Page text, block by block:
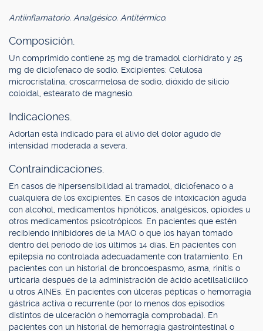
Antiinflamatorio. Analgésico. Antitérmico.
Composición.
Un comprimido contiene 25 mg de tramadol clorhidrato y 25
mg de diclofenaco de sodio. Excipientes: Celulosa
microcristalina, croscarmelosa de sodio, dióxido de silicio
coloidal, estearato de magnesio.
Indicaciones.
Adorlan está indicado para el alivio del dolor agudo de
intensidad moderada a severa.
Contraindicaciones.
En casos de hipersensibilidad al tramadol, diclofenaco o a
cualquiera de los excipientes. En casos de intoxicación aguda
con alcohol, medicamentos hipnóticos, analgésicos, opioides u
otros medicamentos psicotrópicos. En pacientes que estén
recibiendo inhibidores de la MAO o que los hayan tomado
dentro del periodo de los últimos 14 días. En pacientes con
epilepsia no controlada adecuadamente con tratamiento. En
pacientes con un historial de broncoespasmo, asma, rinitis o
urticaria después de la administración de ácido acetilsalicílico
u otros AINEs. En pacientes con úlceras pépticas o hemorragia
gástrica activa o recurrente (por lo menos dos episodios
distintos de ulceración o hemorragia comprobada). En
pacientes con un historial de hemorragia gastrointestinal o